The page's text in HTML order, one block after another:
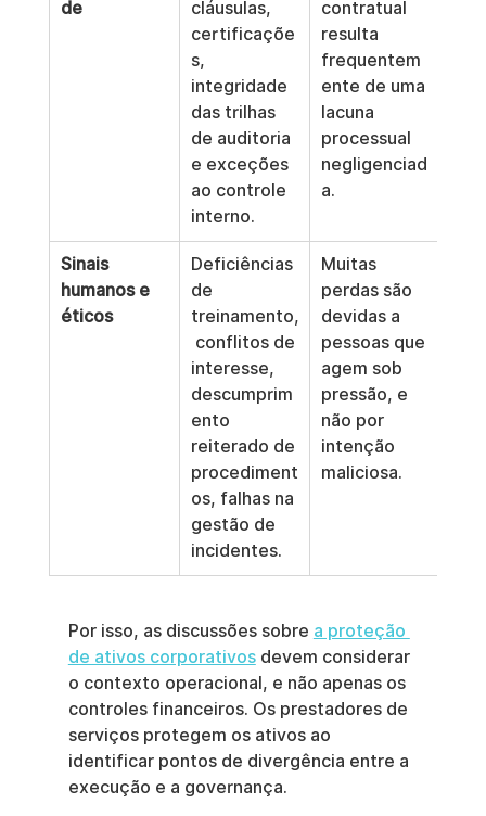
de
cláusulas,
certificaçõe
s,
integridade
das trilhas
de auditoria
e exceções
ao controle
interno.
contratual
resulta
frequentem
ente de uma
lacuna
processual
negligenciad
a.
Sinais
humanos e
éticos
Deficiências
de
treinamento,
conflitos de
interesse,
descumprim
ento
reiterado de
procediment
os, falhas na
gestão de
incidentes.
Muitas
perdas são
devidas a
pessoas que
agem sob
pressão, e
não por
intenção
maliciosa.
Por isso, as discussões sobre a proteção
de ativos corporativos devem considerar
o contexto operacional, e não apenas os
controles financeiros. Os prestadores de
serviços protegem os ativos ao
identificar pontos de divergência entre a
execução e a governança.